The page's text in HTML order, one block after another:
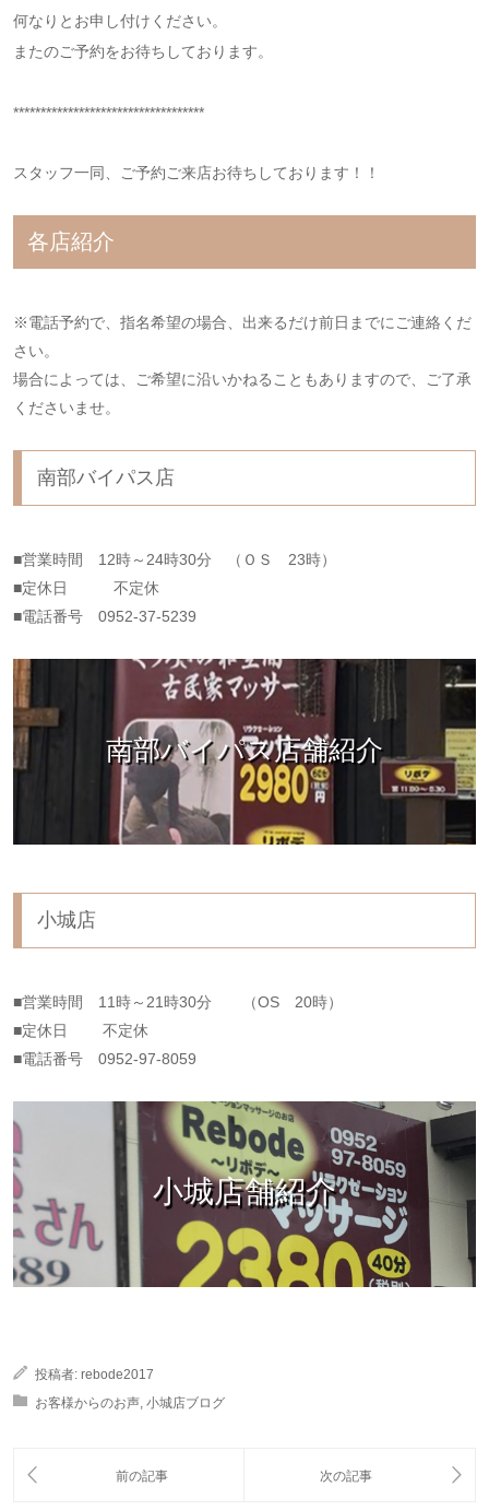
何なりとお申し付けください。
またのご予約をお待ちしております。
***********************************
スタッフ一同、ご予約ご来店お待ちしております！！
各店紹介
※電話予約で、指名希望の場合、出来るだけ前日までにご連絡くだ
さい。
場合によっては、ご希望に沿いかねることもありますので、ご了承
くださいませ。
南部バイパス店
■営業時間 12時～24時30分 （ＯＳ 23時）
■定休日 不定休
■電話番号 0952-37-5239
南部バイパス店舗紹介
小城店
■営業時間 11時～21時30分 （OS 20時）
■定休日 不定休
■電話番号 0952-97-8059
小城店舗紹介
投稿者: rebode2017
お客様からのお声, 小城店ブログ